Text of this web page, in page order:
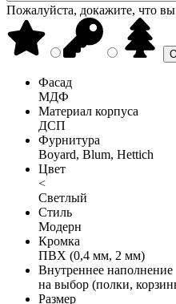
Пожалуйста, докажите, что
Фасад
МДФ
Материал корпуса
ДСП
Фурнитура
Boyard, Blum, Hettich
Цвет
<
Светлый
Стиль
Модерн
Кромка
ПВХ (0,4 мм, 2 мм)
Внутреннее наполнение
на выбор (полки,
Размер